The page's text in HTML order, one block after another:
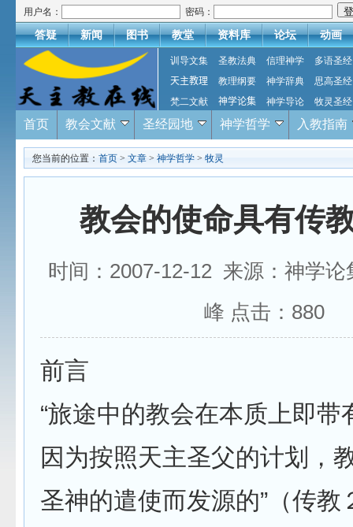
用户名： 密码：
答疑 新闻 图书 教堂 资料库 论坛 动画
训导文集 圣教法典 信理神学
多语圣经
天主教理
教理纲要 神学辞典
思高圣经
梵二文献
神学论集 神学导论 牧灵圣经
首页 教会文献 圣经园地 神学哲学 入教指南
您当前的位置： 首页 > 文章 > 神学哲学 > 牧灵
教会的使命具有传
时间：2007-12-12 来源：神学
峰 点击： 880
前言
“旅途中的教会在本质上即带
因为按照天主圣父的计划，
圣神的遣使而发源的”（传教